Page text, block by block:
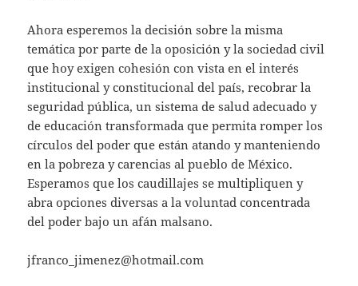
Ahora esperemos la decisión sobre la misma
temática por parte de la oposición y la sociedad civil
que hoy exigen cohesión con vista en el interés
institucional y constitucional del país, recobrar la
seguridad pública, un sistema de salud adecuado y
de educación transformada que permita romper los
círculos del poder que están atando y manteniendo
en la pobreza y carencias al pueblo de México.
Esperamos que los caudillajes se multipliquen y
abra opciones diversas a la voluntad concentrada
del poder bajo un afán malsano.
jfranco_jimenez@hotmail.com